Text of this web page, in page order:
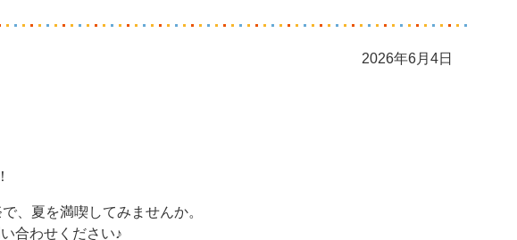
2026年6月4日
、夏を満喫してみませんか。
合わせください♪